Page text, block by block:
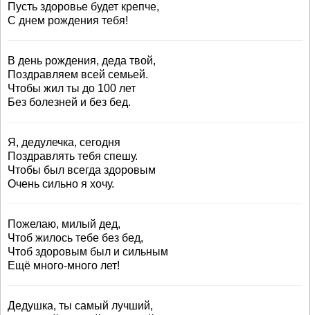
Пусть здоровье будет крепче,
С днем рождения тебя!
В день рождения, деда твой,
Поздравляем всей семьей.
Чтобы жил ты до 100 лет
Без болезней и без бед.
Я, дедулечка, сегодня
Поздравлять тебя спешу.
Чтобы был всегда здоровым
Очень сильно я хочу.
Пожелаю, милый дед,
Чтоб жилось тебе без бед,
Чтоб здоровым был и сильным
Ещё много-много лет!
Дедушка, ты самый лучший,